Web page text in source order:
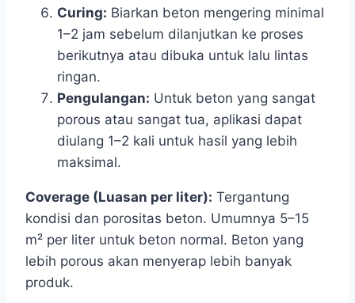
Curing: Biarkan beton mengering minimal
1–2 jam sebelum dilanjutkan ke proses
berikutnya atau dibuka untuk lalu lintas
ringan.
Pengulangan: Untuk beton yang sangat
porous atau sangat tua, aplikasi dapat
diulang 1–2 kali untuk hasil yang lebih
maksimal.
Coverage (Luasan per liter): Tergantung
kondisi dan porositas beton. Umumnya 5–15
m² per liter untuk beton normal. Beton yang
lebih porous akan menyerap lebih banyak
produk.